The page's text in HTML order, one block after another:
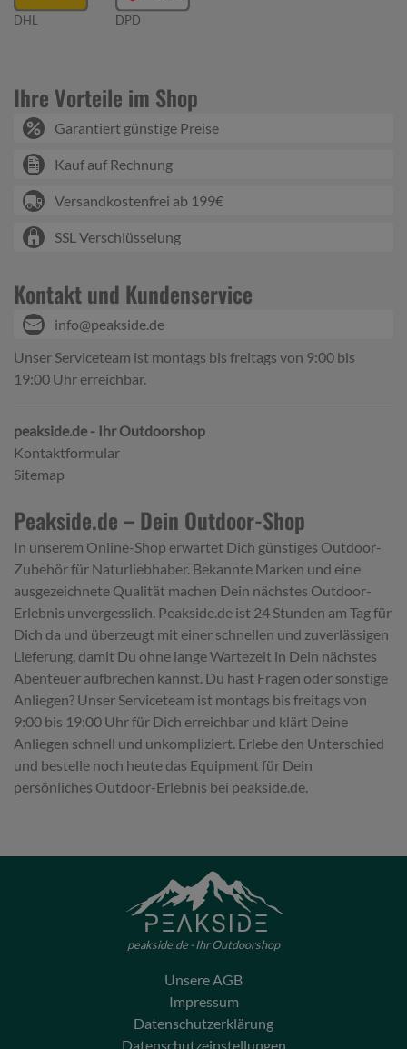
DHL DPD
Ihre Vorteile im Shop
Garantiert günstige Preise
Kauf auf Rechnung
Versandkostenfrei ab 199€
SSL Verschlüsselung
Kontakt und Kundenservice
info@peakside.de
Unser Serviceteam ist montags bis freitags von 9:00 bis
19:00 Uhr erreichbar.
peakside.de - Ihr Outdoorshop
Kontaktformular
Sitemap
Peakside.de – Dein Outdoor-Shop
In unserem Online-Shop erwartet Dich günstiges Outdoor-
Zubehör für Naturliebhaber. Bekannte Marken und eine
ausgezeichnete Qualität machen Dein nächstes Outdoor-
Erlebnis unvergesslich. Peakside.de ist 24 Stunden am Tag für
Dich da und überzeugt mit einer schnellen und zuverlässigen
Lieferung, damit Du ohne lange Wartezeit in Dein nächstes
Abenteuer aufbrechen kannst. Du hast Fragen oder sonstige
Anliegen? Unser Serviceteam ist montags bis freitags von
9:00 bis 19:00 Uhr für Dich erreichbar und klärt Deine
Anliegen schnell und unkompliziert. Erlebe den Unterschied
und bestelle noch heute das Equipment für Dein
persönliches Outdoor-Erlebnis bei peakside.de.
peakside.de - Ihr Outdoorshop
Unsere AGB
Impressum
Datenschutzerklärung
Datenschutzeinstellungen